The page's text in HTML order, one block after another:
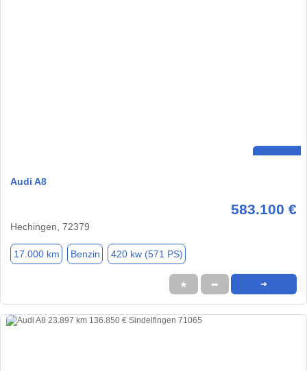
Audi A8
583.100 €
Hechingen, 72379
17.000 km Benzin 420 kw (571 PS)
★ ➦ ➜